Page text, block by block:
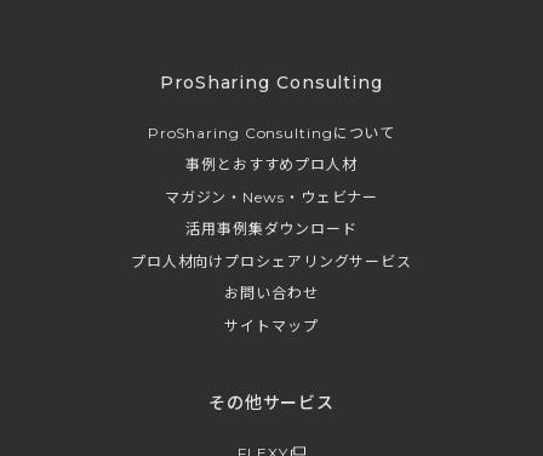
ProSharing Consulting
ProSharing Consultingについて
事例とおすすめプロ人材
マガジン・News・ウェビナー
活用事例集ダウンロード
プロ人材向けプロシェアリングサービス
お問い合わせ
サイトマップ
その他サービス